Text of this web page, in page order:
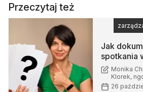
Przeczytaj też
Jak
spotkania
Monika
Klorek,
26